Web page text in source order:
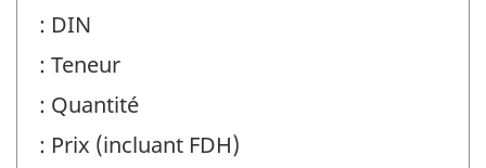
: DIN
: Teneur
: Quantité
: Prix (incluant FDH)